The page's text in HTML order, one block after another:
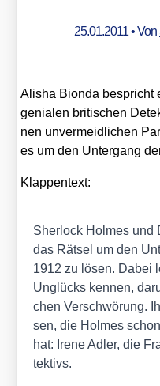
25.01.2011• Von
Ali­sha Bi­on­da be­spricht
ge­nia­len bri­ti­schen
nen un­ver­meid­li­chen
es um den Un­ter­gang
Klap­pen­text:
Sher­lock Hol­mes und
das Rät­sel um den
1912 zu lösen. Dabei
Un­glücks ken­nen,
chen Ver­schwö­rung.
sen, die Hol­mes
hat: Ire­ne Adler, die
tek­tivs.